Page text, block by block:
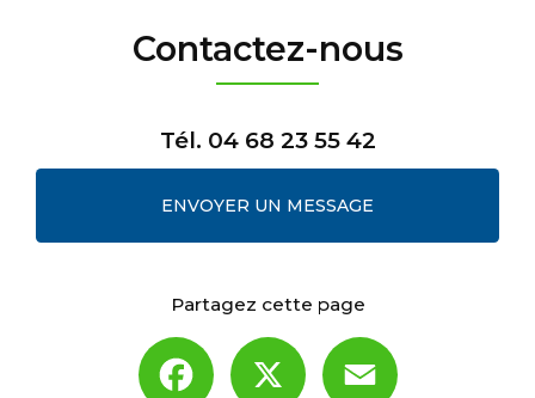
Contactez-nous
Tél. 04 68 23 55 42
ENVOYER UN MESSAGE
Partagez cette page
Facebook